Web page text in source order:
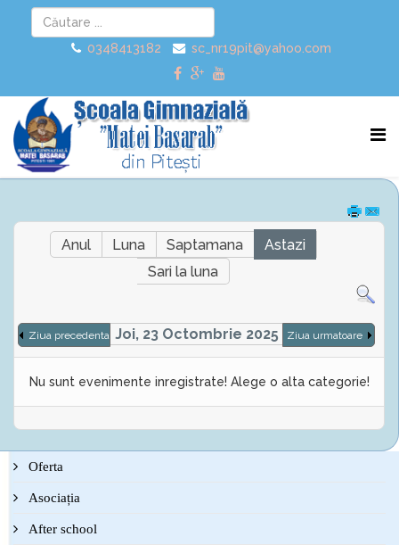
0348413182 sc_nr19pit@yahoo.com
Anul Luna Saptamana
Astazi
Sari la luna
Ziua precedenta Joi, 23 Octombrie 2025 Ziua urmatoare
Nu sunt evenimente inregistrate! Alege o alta categorie!
Oferta
Asociația
After school